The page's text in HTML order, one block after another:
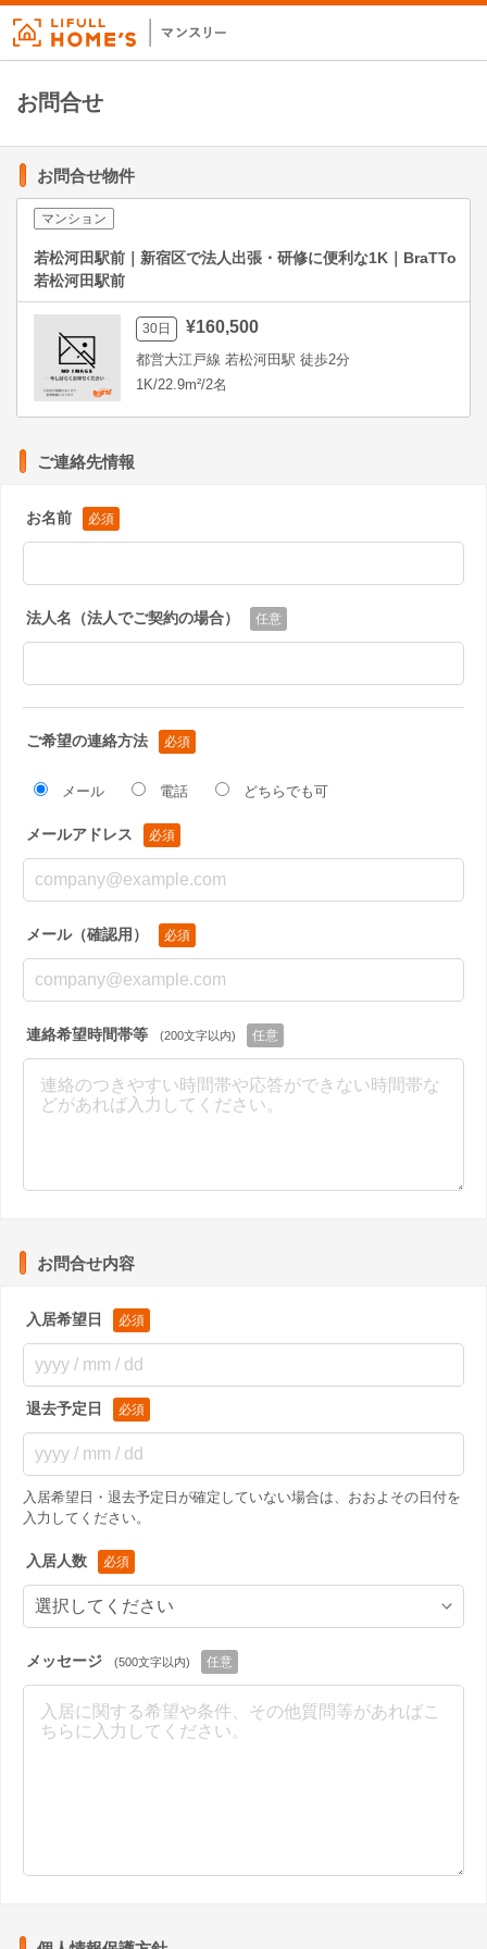
お問合せ
お問合せ物件
マンション
若松河田駅前｜新宿区で法人出張・研修に便利な1K｜BraTTo
若松河田駅前
30日 ¥160,500
都営大江戸線 若松河田駅 徒歩2分
1K/22.9m²/2名
ご連絡先情報
お名前
法人名（法人でご契約の場合）
ご希望の連絡方法
メール 電話 どちらでも可
メールアドレス
メール（確認用）
連絡希望時間帯等 (200文字以内)
お問合せ内容
入居希望日
退去予定日
入居希望日・退去予定日が確定していない場合は、おおよその日付を
入力してください。
入居人数
メッセージ (500文字以内)